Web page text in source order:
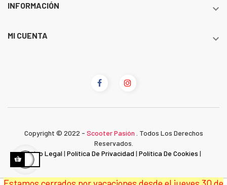
INFORMACIÓN 
MI CUENTA 
Copyright © 2022 - Scooter Pasión
. Todos Los Derechos
Reservados.
Aviso Legal| Política De Privacidad | Política De Cookies |